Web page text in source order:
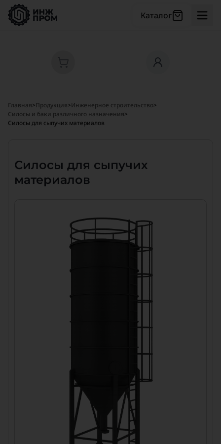
Каталог
Главная>Продукция>Инженерное строительство>
Силосы и баки различного назначения>
Силосы для сыпучих материалов
Силосы для сыпучих
материалов